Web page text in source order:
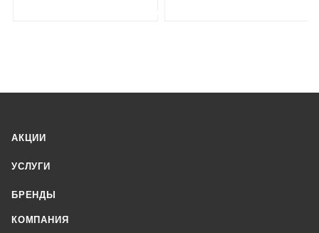
АКЦИИ
УСЛУГИ
БРЕНДЫ
КОМПАНИЯ